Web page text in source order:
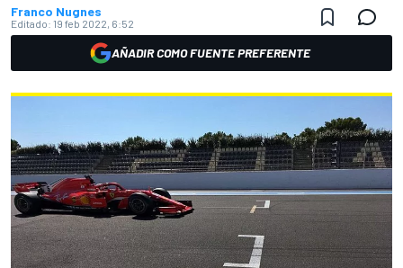
Franco Nugnes
Editado: 19 feb 2022, 6:52
AÑADIR COMO FUENTE PREFERENTE